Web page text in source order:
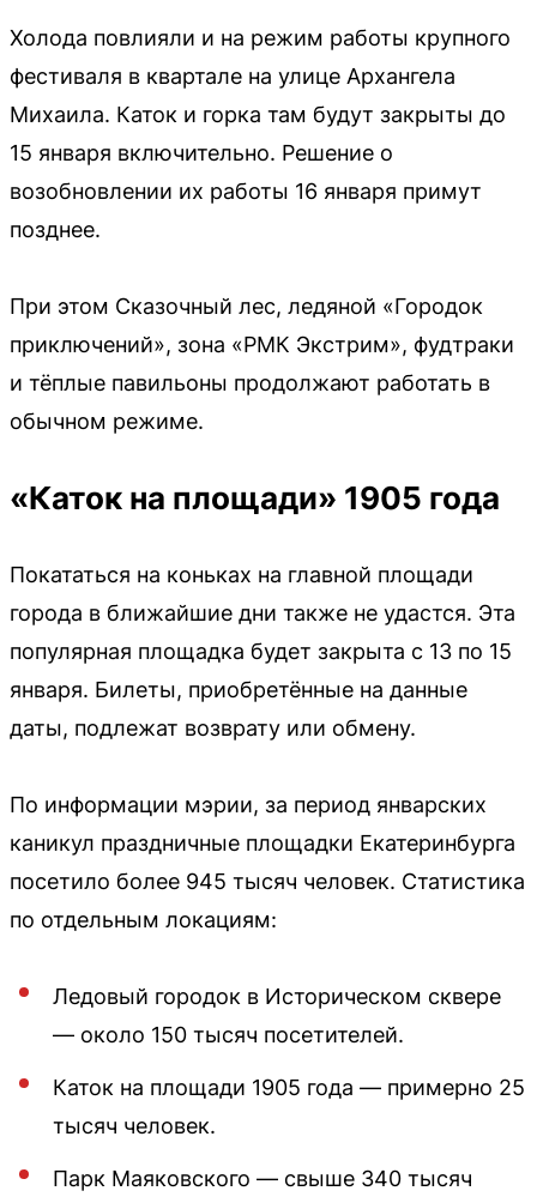
Холода повлияли и на режим работы крупного
фестиваля в квартале на улице Архангела
Михаила. Каток и горка там будут закрыты до
15 января включительно. Решение о
возобновлении их работы 16 января примут
позднее.
При этом Сказочный лес, ледяной «Городок
приключений», зона «РМК Экстрим», фудтраки
и тёплые павильоны продолжают работать в
обычном режиме.
«Каток на площади» 1905 года
Покататься на коньках на главной площади
города в ближайшие дни также не удастся. Эта
популярная площадка будет закрыта с 13 по 15
января. Билеты, приобретённые на данные
даты, подлежат возврату или обмену.
По информации мэрии, за период январских
каникул праздничные площадки Екатеринбурга
посетило более 945 тысяч человек. Статистика
по отдельным локациям:
Ледовый городок в Историческом сквере
— около 150 тысяч посетителей.
Каток на площади 1905 года — примерно 25
тысяч человек.
Парк Маяковского — свыше 340 тысяч